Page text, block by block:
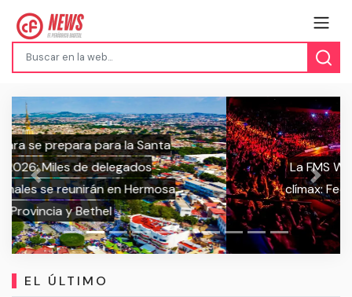
La FMS World Series 2025 llega a su
clímax: Fechas y sedes de las últimas
jornadas
Previous Next
EL ÚLTIMO